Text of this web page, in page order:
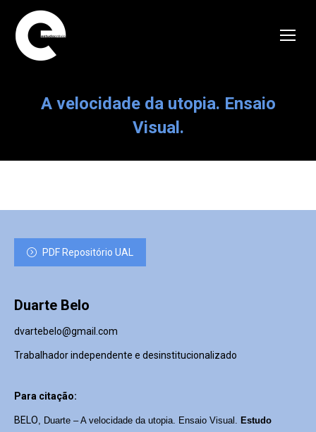
A velocidade da utopia. Ensaio
Visual.
PDF Repositório UAL
Duarte Belo
dvartebelo@gmail.com
Trabalhador independente e desinstitucionalizado
Para citação:
BELO, Duarte – A velocidade da utopia. Ensaio Visual. Estudo